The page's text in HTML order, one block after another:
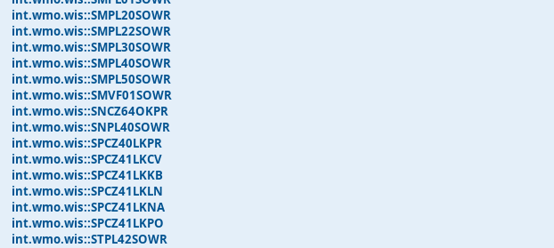
int.wmo.wis::SMPL20SOWR
int.wmo.wis::SMPL22SOWR
int.wmo.wis::SMPL30SOWR
int.wmo.wis::SMPL40SOWR
int.wmo.wis::SMPL50SOWR
int.wmo.wis::SMVF01SOWR
int.wmo.wis::SNCZ64OKPR
int.wmo.wis::SNPL40SOWR
int.wmo.wis::SPCZ40LKPR
int.wmo.wis::SPCZ41LKCV
int.wmo.wis::SPCZ41LKKB
int.wmo.wis::SPCZ41LKLN
int.wmo.wis::SPCZ41LKNA
int.wmo.wis::SPCZ41LKPO
int.wmo.wis::STPL42SOWR